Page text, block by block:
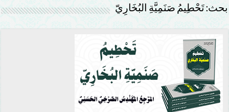
بحث: تَحْطِيمُ صَنَمِيَّةِ البُخَارِيّ